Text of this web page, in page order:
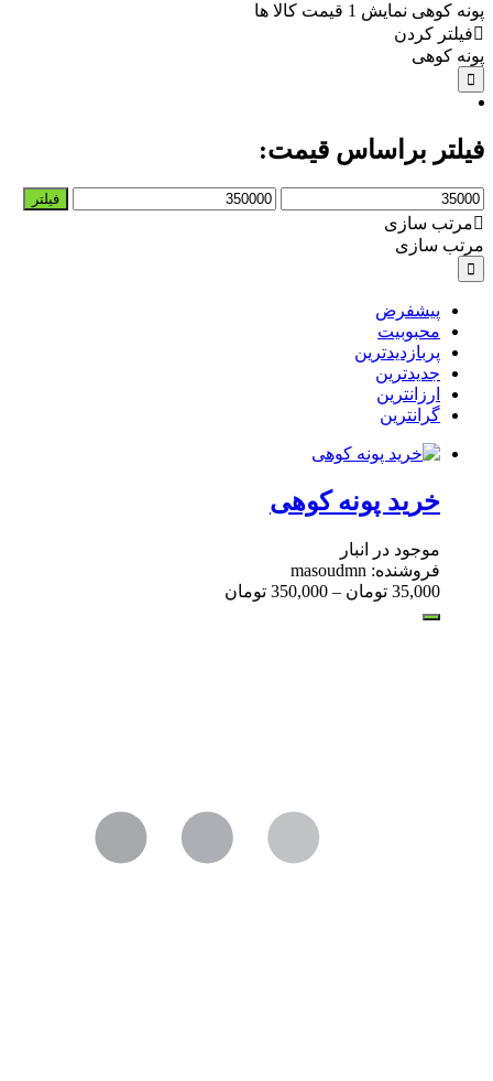
پونه کوهی نمایش 1 قیمت کالا ها
فیلتر کردن
پونه کوهی
فیلتر براساس قیمت:
حداقل
قیمت
حداکثر
فیلتر
مرتب سازی
مرتب سازی
پیشفرض
محبوبیت
پربازدیدترین
جدیدترین
ارزانترین
گرانترین
خرید پونه کوهی
موجود در انبار
فروشنده: masoudmn
35,000 تومان –
350,000 تومان